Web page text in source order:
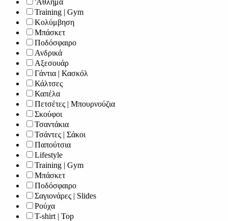
Training | Gym
Κολύμβηση
Μπάσκετ
Ποδόσφαιρο
Ανδρικά
Αξεσουάρ
Γάντια | Κασκόλ
Κάλτσες
Καπέλα
Πετσέτες | Μπουρνούζια
Σκούφοι
Τσαντάκια
Τσάντες | Σάκοι
Παπούτσια
Lifestyle
Training | Gym
Μπάσκετ
Ποδόσφαιρο
Σαγιονάρες | Slides
Ρούχα
T-shirt | Top